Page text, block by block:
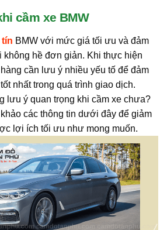
cầm xe BMW
tín BMW với mức giá tối ưu và đảm
không hề đơn giản. Khi thực hiện
cần lưu ý nhiều yếu tố để đảm
nhất trong quá trình giao dịch.
lưu ý quan trọng khi cầm xe chưa?
các thông tin dưới đây để giảm
lợi ích tối ưu như mong muốn.